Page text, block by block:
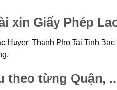
xin Giấy Phép
Thanh Pho Tai Tinh
theo từng Quận,